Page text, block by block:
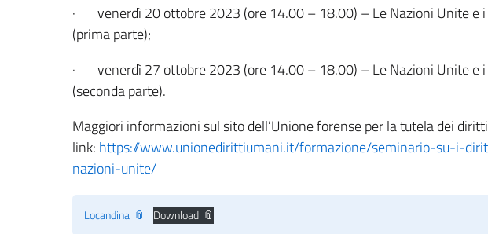
· venerdì 20 ottobre 2023 (ore 14.00 – 18.00) – Le Nazioni Unite e
(prima parte);
· venerdì 27 ottobre 2023 (ore 14.00 – 18.00) – Le Nazioni Unite e
(seconda parte).
Maggiori informazioni sul sito dell’Unione forense per la tutela dei
link: https://www.unionedirittiumani.it/formazione/seminario-su-i-
nazioni-unite/
Locandina Download